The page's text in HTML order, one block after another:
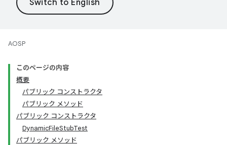
AOSP
このページの内容
概要
パブリック コンストラクタ
パブリック メソッド
パブリック コンストラクタ
DynamicFileStubTest
パブリック メソッド